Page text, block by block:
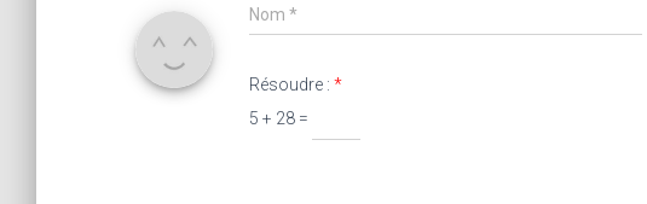
Nom *
Résoudre : *
5 + 28 =